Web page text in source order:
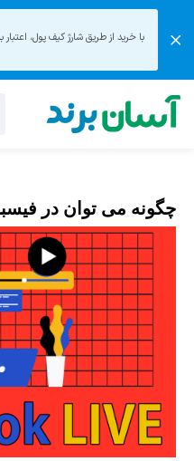
با خرید از طریق شارژ کیف پول،
چگونه می توان در